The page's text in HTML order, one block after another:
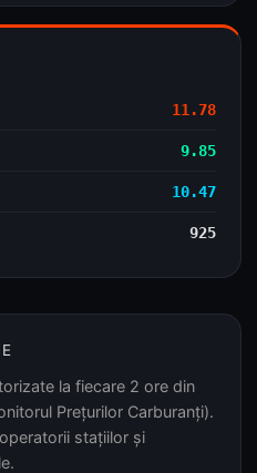
11.78
9.85
10.47
925
la fiecare 2 ore din
Prețurilor Carburanți).
stațiilor și